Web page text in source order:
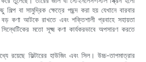
শিল্প বা সামুদ্রিক ক্ষেত্রে পছন্দ করা হয় যেখানে বারবার
কণা আটকে রাখতে এবং শক্তিশালী প্রবাহে সহায়তা
মতো সূক্ষ্ম কণা কার্যকরভাবে অপসারণ করতে
রয়েছে ফিল্টারের হাউজিং এবং সিল। উচ্চ-তাপমাত্রার